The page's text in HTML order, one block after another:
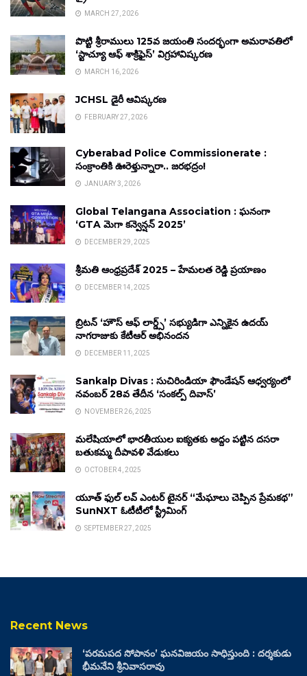
MARCH 27, 2026
పొట్టి శ్రీరాములు 125వ జయంతి సందర్భంగా అమరావతిలో
‘స్టాచ్యూ ఆఫ్ శాక్రిఫైస్’ విగ్రహావిష్కరణ
MARCH 16, 2026
JCHSL డైరీ ఆవిష్కరణ
FEBRUARY 27, 2026
Cyberabad Police Commissionerate :
సంక్రాంతికి ఊరెళ్తున్నారా.. జరభద్రం!
JANUARY 3, 2026
Global Telangana Association : ఘనంగా
‘GTA మెగా కన్వెన్షన్ 2025’
DECEMBER 29, 2025
శ్రీమతి ఆంధ్రప్రదేశ్ 2025 – హేమలత రెడ్డి ప్రయాణం
DECEMBER 14, 2025
బ్రిటన్ ‘హౌస్ ఆఫ్ లార్డ్స్’ సభ్యుడిగా ఎన్నికైన ఉదయ్
నాగరాజుకు కేటీఆర్ అభినందన
DECEMBER 11, 2025
Sankalp Divas : సుచిరిండియా ఫౌండేషన్ ఆధ్వర్యంలో
నవంబర్ 28వ తేదీన ‘సంకల్ప్ దివాస్’
NOVEMBER 26, 2025
మలేషియాలో భారతీయుల ఐక్యతకు అద్దం పట్టిన దసరా
బతుకమ్మ దీపావళి వేడుకలు
OCTOBER 4, 2025
యూత్ ఫుల్ లవ్ ఎంటర్ టైనర్ “మేఘాలు చెప్పిన ప్రేమకథ”
SunNXT ఓటీటీలో స్ట్రీమింగ్
SEPTEMBER 27, 2025
Recent News
‘పరమపద సోపానం’ ఘనవిజయం సాధిస్తుంది : దర్శకుడు
భీమనేని శ్రీనివాసరావు